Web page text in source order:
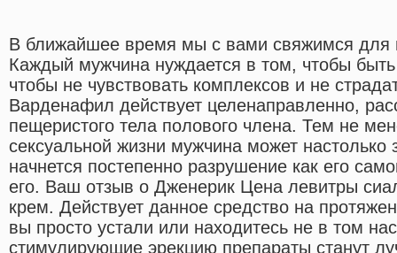
В ближайшее время мы с вами свяжимся для
Каждый мужчина нуждается в том, чтобы
чтобы не чувствовать комплексов и не
Варденафил действует целенаправленно,
пещеристого тела полового члена. Тем не
сексуальной жизни мужчина может настолько
начнется постепенно разрушение как его
его. Ваш отзыв о Дженерик Цена левитры
крем. Действует данное средство на
вы просто устали или находитесь не в том
стимулирующие эрекцию препараты станут